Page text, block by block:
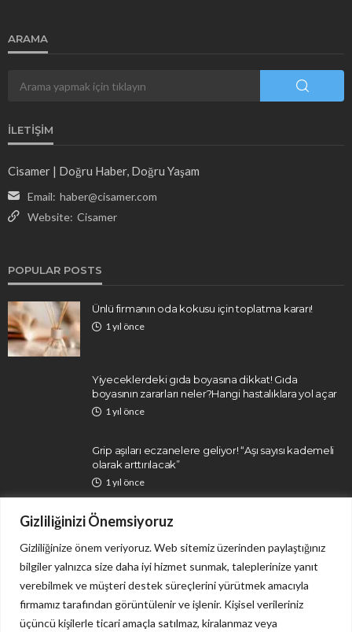
Gizliliğinizi Önemsiyoruz
Gizliliğinize önem veriyoruz. Web sitemiz üzerinden paylaştığınız
bilgiler yalnızca size daha iyi hizmet sunmak, taleplerinize yanıt
verebilmek ve müşteri destek süreçlerini yürütmek amacıyla
firmamız tarafından görüntülenir ve işlenir. Kişisel verileriniz
üçüncü kişilerle ticari amaçla satılmaz, kiralanmaz veya
ARAMA
İLETIŞIM
Cisamer | Doğru Haber, Doğru Yaşam
Email: haber@cisamer.com
Website: Cisamer
POPULAR POSTS
Ünlü firmanın oda kokusu için toplatma kararı!
1 yıl önce
Yiyeceklerdeki gıda boyasına dikkat! Gıda
boyasının zararları neler?Hangi hastalıklara yol açar
1 yıl önce
Grip aşıları eczanelere geliyor! “Aşı sayısı kademeli
olarak arttırılacak”
1 yıl önce
İletişim Gizlilik Politikası